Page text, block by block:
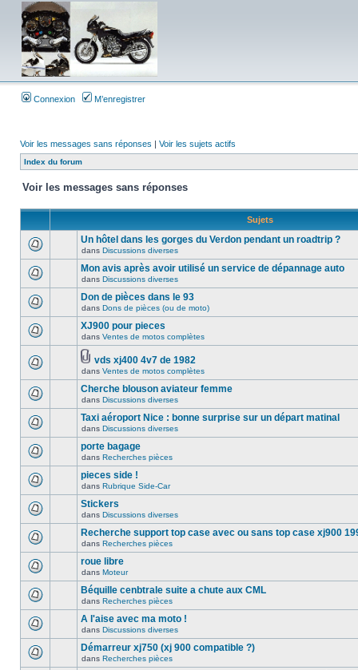
Connexion M’enregistrer
Voir les messages sans réponses | Voir les sujets actifs
Index du forum
Voir les messages sans réponses
Sujets
Un hôtel dans les gorges du Verdon pendant un roadtrip ?
dans Discussions diverses
Mon avis après avoir utilisé un service de dépannage auto
dans Discussions diverses
Don de pièces dans le 93
dans Dons de pièces (ou de moto)
XJ900 pour pieces
dans Ventes de motos complètes
vds xj400 4v7 de 1982
dans Ventes de motos complètes
Cherche blouson aviateur femme
dans Discussions diverses
Taxi aéroport Nice : bonne surprise sur un départ matinal
dans Discussions diverses
porte bagage
dans Recherches pièces
pieces side !
dans Rubrique Side-Car
Stickers
dans Discussions diverses
Recherche support top case avec ou sans top case xj900
dans Recherches pièces
roue libre
dans Moteur
Béquille cenbtrale suite a chute aux CML
dans Recherches pièces
A l'aise avec ma moto !
dans Discussions diverses
Démarreur xj750 (xj 900 compatible ?)
dans Recherches pièces